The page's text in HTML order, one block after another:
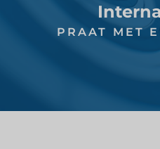
PRAAT MET